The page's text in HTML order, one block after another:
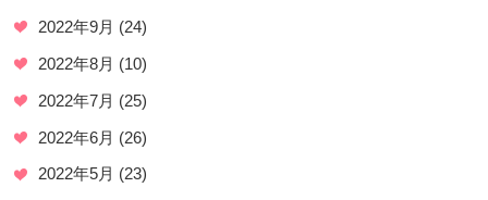
2022年9月 (24)
2022年8月 (10)
2022年7月 (25)
2022年6月 (26)
2022年5月 (23)